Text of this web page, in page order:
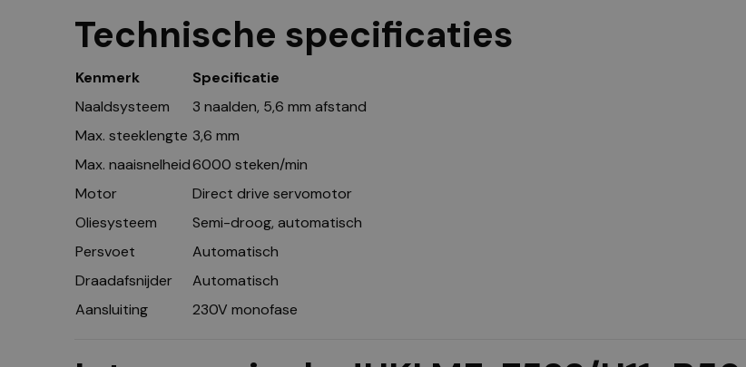
Technische specificaties
Kenmerk
Specificatie
Naaldsysteem
3 naalden, 5,6 mm afstand
Max. steeklengte 3,6 mm
Max. naaisnelheid6000 steken/min
Motor
Direct drive servomotor
Oliesysteem
Semi-droog, automatisch
Persvoet
Automatisch
Draadafsnijder
Automatisch
Aansluiting
230V monofase